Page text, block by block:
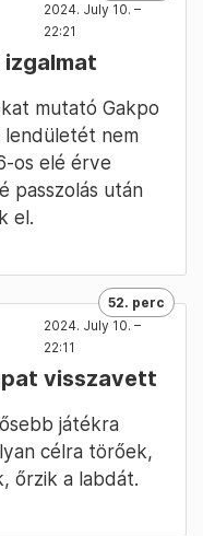
2024. July 10. –
22:21
mutató Gakpo
lendületét nem
os elé érve
passzolás után
el.
52. perc
2024. July 10. –
22:11
visszavett
játékra
célra törőek,
őrzik a labdát.